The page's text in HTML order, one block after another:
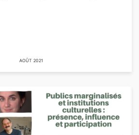
AOÛT 2021